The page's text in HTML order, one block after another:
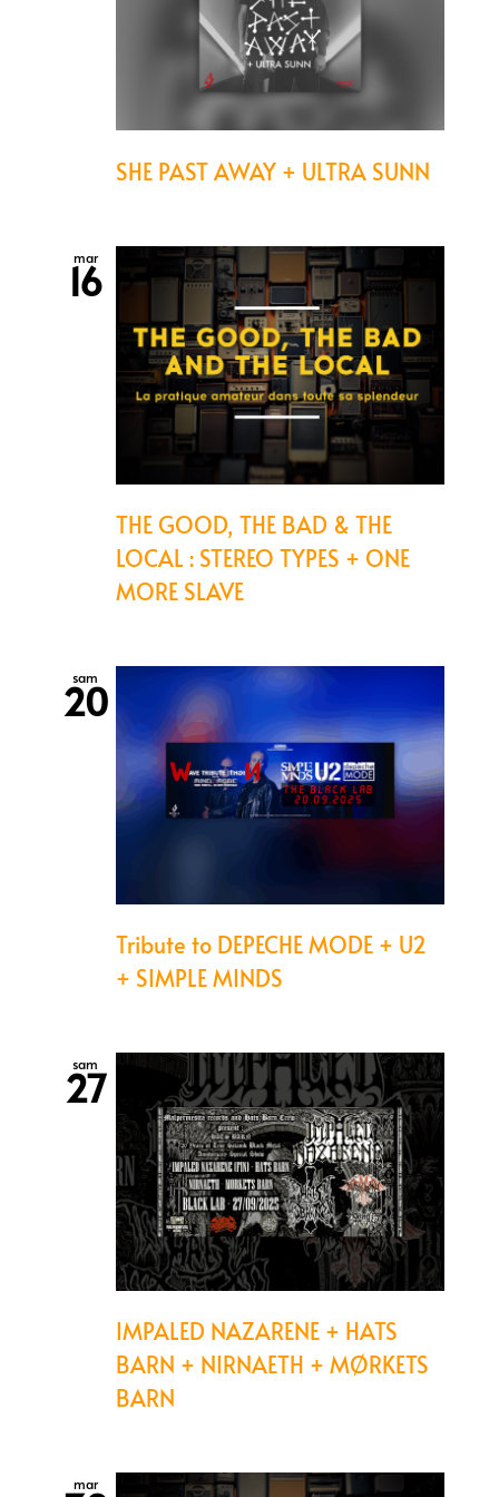
SHE PAST AWAY + ULTRA SUNN
mar
16
THE GOOD, THE BAD & THE
LOCAL : STEREO TYPES + ONE
MORE SLAVE
sam
20
Tribute to DEPECHE MODE + U2
+ SIMPLE MINDS
sam
27
IMPALED NAZARENE + HATS
BARN + NIRNAETH + MØRKETS
BARN
mar